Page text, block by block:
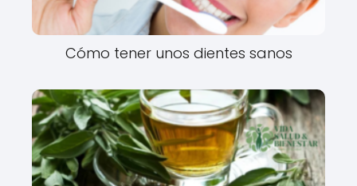
Cómo tener unos dientes sanos